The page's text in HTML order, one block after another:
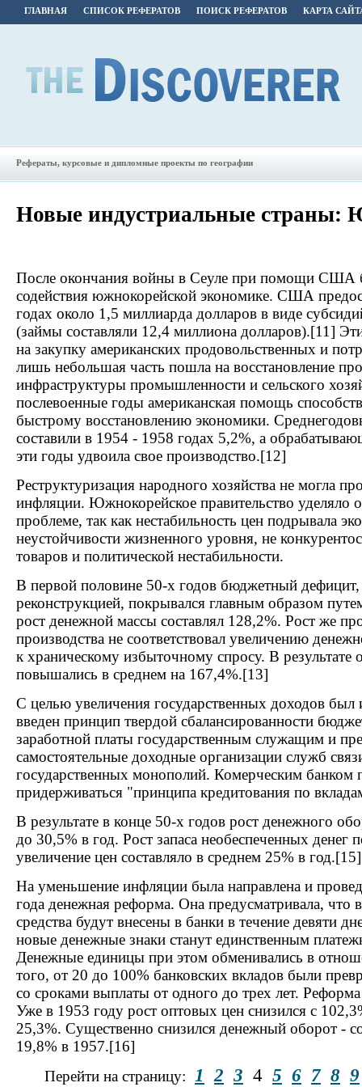
ГЛАВНАЯ СПИСОК РЕФЕРАТОВ ПОИСК РЕФЕРАТОВ КАРТА
Рефераты, курсовые и дипломные проекты по географии
Новые индустриальные страны:
После окончания войны в Сеуле при помощи США
содействия южнокорейской экономике. США
годах около 1,5 миллиарда долларов в виде
(займы составляли 12,4 миллиона долларов).[11]
на закупку американских продовольственных и
лишь небольшая часть пошла на восстановление
инфраструктуры промышленности и сельского
послевоенные годы американская помощь
быстрому восстановлению экономики.
составили в 1954 - 1958 годах 5,2%, а
эти годы удвоила свое производство.[12]
Реструктуризация народного хозяйства не могла
инфляции. Южнокорейское правительство уделяло
проблеме, так как нестабильность цен подрывала
неустойчивости жизненного уровня, не
товаров и политической нестабильности.
В первой половине 50-х годов бюджетный
реконструкцией, покрывался главным образом
рост денежной массы составлял 128,2%. Рост же
производства не соответствовал увеличению
к храническому избыточному спросу. В результате
повышались в среднем на 167,4%.[13]
С целью увеличения государственных доходов был
введен принцип твердой сбалансированности
заработной платы государственным служащим и
самостоятельные доходные организации служб
государственных монополий. Комерческим банком
придерживаться "принципа кредитования по
В результате в конце 50-х годов рост денежного
до 30,5% в год. Рост запаса необеспеченных денег
увеличение цен составляло в среднем 25% в год.[15]
На уменьшение инфляции была направлена и
года денежная реформа. Она предусматривала, что
средства будут внесены в банки в течение девяти
новые денежные знаки станут единственным
Денежные единицы при этом обменивались в
того, от 20 до 100% банковских вкладов были
со сроками выплаты от одного до трех лет. Реформа
Уже в 1953 году рост оптовых цен снизился с
25,3%. Существенно снизился денежный оборот -
19,8% в 1957.[16]
Перейти на страницу: 1 2 3 4 5 6 7 8 9